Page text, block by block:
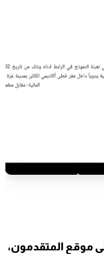
موقع المتقدمون،